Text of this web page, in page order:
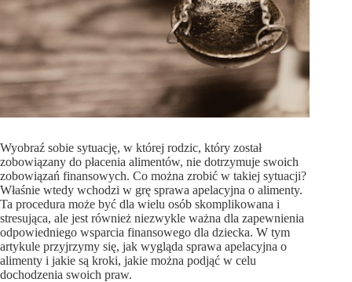
Wyobraź sobie sytuację, w której rodzic, który został
zobowiązany do płacenia alimentów, nie dotrzymuje swoich
zobowiązań finansowych. Co można zrobić w takiej sytuacji?
Właśnie wtedy wchodzi w grę sprawa apelacyjna o alimenty.
Ta procedura może być dla wielu osób skomplikowana i
stresująca, ale jest również niezwykle ważna dla zapewnienia
odpowiedniego wsparcia finansowego dla dziecka. W tym
artykule przyjrzymy się, jak wygląda sprawa apelacyjna o
alimenty i jakie są kroki, jakie można podjąć w celu
dochodzenia swoich praw.